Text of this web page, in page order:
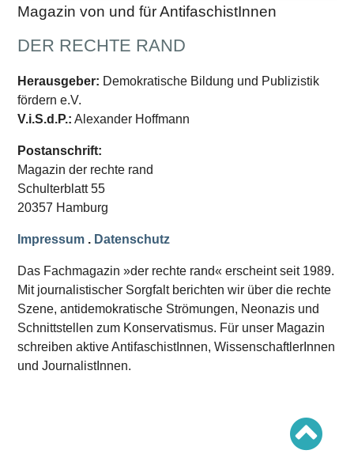
Abonnement
Downloads
Datenschutz
SCHWERPUNKTE
Schwerpunkte Übersicht
Schwerpunkt AFD-Verbot
Schwerpunkt »Identitäre Bewegung«
Schwerpunkt »Reichsbürger«
Schwerpunkt NPD
Ausgaben Übersicht
Ausgabe 220
Ausgabe 219
Ausgabe 217
Ausgabe 216
Magazin von und für AntifaschistInnen
DER RECHTE RAND
Herausgeber: Demokratische Bildung und Publizistik
fördern e.V.
V.i.S.d.P.: Alexander Hoffmann
Postanschrift:
Magazin der rechte rand
Schulterblatt 55
20357 Hamburg
Impressum . Datenschutz
Das Fachmagazin »der rechte rand« erscheint seit 1989.
Mit journalistischer Sorgfalt berichten wir über die rechte
Szene, antidemokratische Strömungen, Neonazis und
Schnittstellen zum Konservatismus. Für unser Magazin
schreiben aktive AntifaschistInnen, WissenschaftlerInnen
und JournalistInnen.